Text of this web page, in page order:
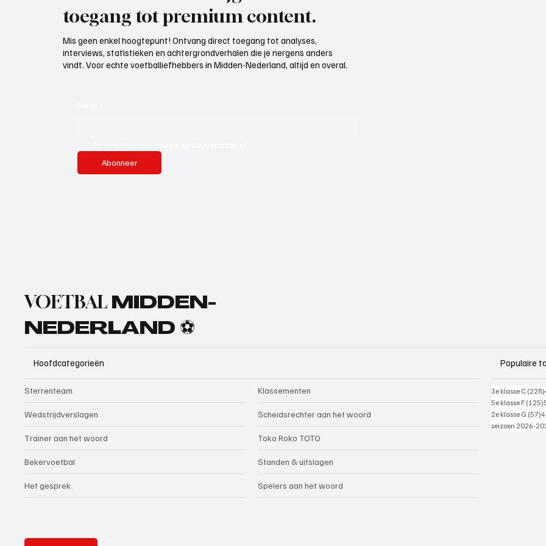
toegang tot premium content.
Mis geen enkel hoogtepunt! Ontvang direct toegang tot analyses,
interviews, statistieken en achtergrondverhalen die je nergens anders
vindt. Voor echte voetballiefhebbers in Midden-Nederland, altijd en overal.
Abonneer
VOETBAL MIDDEN-
NEDERLAND ⚽
Hoofdcategorieën
Sterrenteam
Wedstrijdverslagen
Trainer aan het woord
Bekervoetbal
Het gesprek
Klassementen
Scheidsrechter aan het woord
Toko Roko TOTO
Standen & uitslagen
Spelers aan het woord
Populaire
3e klasse C (228)
5e klasse F (125)
2e klasse G (57)
seizoen 2026-